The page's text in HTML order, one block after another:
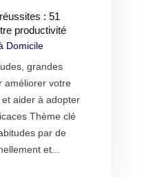
: 51
productivité
Domicile
grandes
améliorer votre
aider à adopter
Thème clé
par de
et...